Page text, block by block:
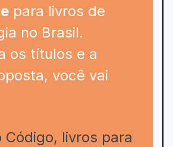
para livros de
no Brasil.
os títulos e a
você vai
Código, livros para